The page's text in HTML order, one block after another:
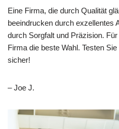
Eine Firma, die durch Qualität
beeindrucken durch exzellentes
durch Sorgfalt und Präzision.
Firma die beste Wahl. Testen
sicher!
– Joe J.